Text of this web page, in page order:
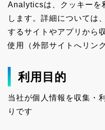
Analyticsは、クッキーを
します。詳細については
するサイトやアプリから
使用（外部サイトへリン
利用目的
当社が個人情報を収集・
りです